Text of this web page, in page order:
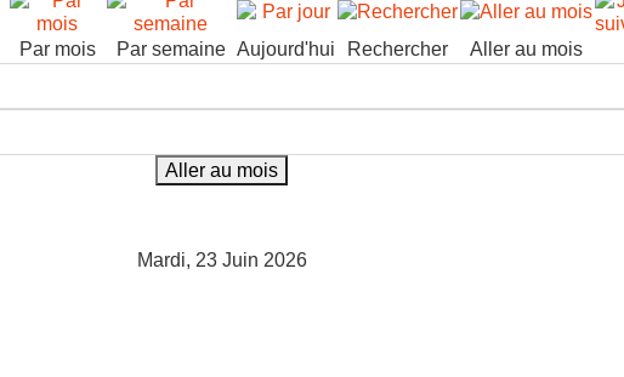
Par mois Par semaine Aujourd'hui Rechercher Aller au mois
Aller au mois
Mardi, 23 Juin 2026